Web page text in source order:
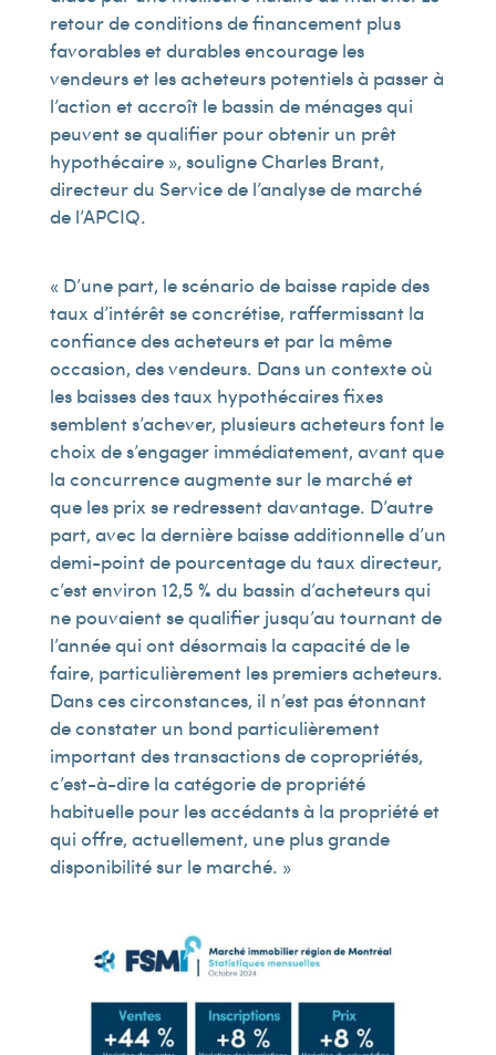
retour de conditions de financement plus
favorables et durables encourage les
vendeurs et les acheteurs potentiels à passer à
l’action et accroît le bassin de ménages qui
peuvent se qualifier pour obtenir un prêt
hypothécaire », souligne Charles Brant,
directeur du Service de l’analyse de marché
de l’APCIQ.
« D’une part, le scénario de baisse rapide des
taux d’intérêt se concrétise, raffermissant la
confiance des acheteurs et par la même
occasion, des vendeurs. Dans un contexte où
les baisses des taux hypothécaires fixes
semblent s’achever, plusieurs acheteurs font le
choix de s’engager immédiatement, avant que
la concurrence augmente sur le marché et
que les prix se redressent davantage. D’autre
part, avec la dernière baisse additionnelle d’un
demi-point de pourcentage du taux directeur,
c’est environ 12,5 % du bassin d’acheteurs qui
ne pouvaient se qualifier jusqu’au tournant de
l’année qui ont désormais la capacité de le
faire, particulièrement les premiers acheteurs.
Dans ces circonstances, il n’est pas étonnant
de constater un bond particulièrement
important des transactions de copropriétés,
c’est-à-dire la catégorie de propriété
habituelle pour les accédants à la propriété et
qui offre, actuellement, une plus grande
disponibilité sur le marché. »